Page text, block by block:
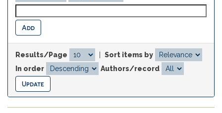
Results/Page
Sort items by
In order
Authors/record